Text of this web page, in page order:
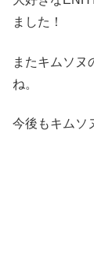
ました！
またキムソヌ
ね。
今後もキムソ